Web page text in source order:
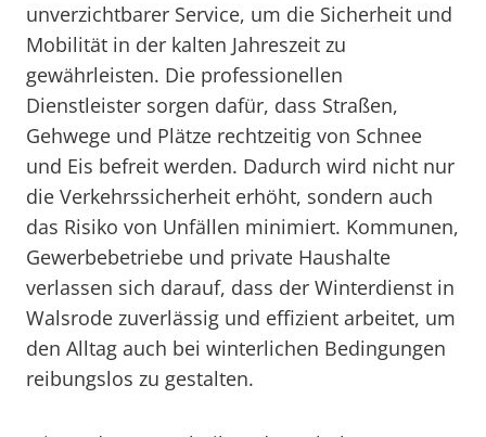
unverzichtbarer Service, um die Sicherheit und
Mobilität in der kalten Jahreszeit zu
gewährleisten. Die professionellen
Dienstleister sorgen dafür, dass Straßen,
Gehwege und Plätze rechtzeitig von Schnee
und Eis befreit werden. Dadurch wird nicht nur
die Verkehrssicherheit erhöht, sondern auch
das Risiko von Unfällen minimiert. Kommunen,
Gewerbebetriebe und private Haushalte
verlassen sich darauf, dass der Winterdienst in
Walsrode zuverlässig und effizient arbeitet, um
den Alltag auch bei winterlichen Bedingungen
reibungslos zu gestalten.